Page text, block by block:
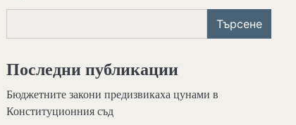
Търсене
Последни публикации
Бюджетните закони предизвикаха цунами в
Конституционния съд